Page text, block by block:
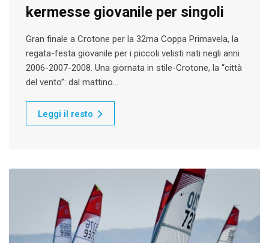
kermesse giovanile per singoli
Gran finale a Crotone per la 32ma Coppa Primavela, la
regata-festa giovanile per i piccoli velisti nati negli anni
2006-2007-2008. Una giornata in stile-Crotone, la “città
del vento”: dal mattino…
Leggi il resto